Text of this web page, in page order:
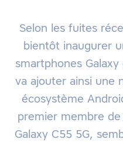
Selon les fuites
bientôt inaugurer
smartphones
va ajouter ainsi une
écosystème
premier membre
Galaxy C55 5G,